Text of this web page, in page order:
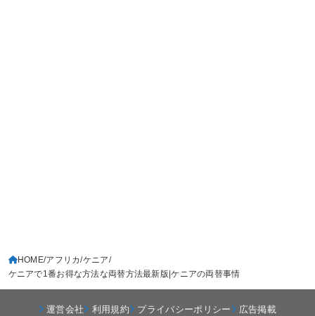
HOME アフリカ ケニア
ケニアで1番お得な方法な両替方法最新版|ケニアの両替事情
運営会社 利用規約 プライバシーポリシー 広告掲載